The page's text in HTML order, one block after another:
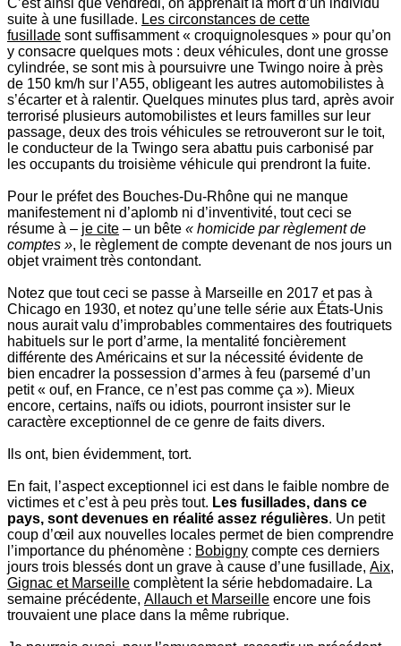
C’est ainsi que vendredi, on apprenait la mort d’un individu
suite à une fusillade. Les circonstances de cette
fusillade sont suffisamment « croquignolesques » pour qu’on
y consacre quelques mots : deux véhicules, dont une grosse
cylindrée, se sont mis à poursuivre une Twingo noire à près
de 150 km/h sur l’A55, obligeant les autres automobilistes à
s’écarter et à ralentir. Quelques minutes plus tard, après avoir
terrorisé plusieurs automobilistes et leurs familles sur leur
passage, deux des trois véhicules se retrouveront sur le toit,
le conducteur de la Twingo sera abattu puis carbonisé par
les occupants du troisième véhicule qui prendront la fuite.
Pour le préfet des Bouches-Du-Rhône qui ne manque
manifestement ni d’aplomb ni d’inventivité, tout ceci se
résume à – je cite – un bête « homicide par règlement de
comptes », le règlement de compte devenant de nos jours un
objet vraiment très contondant.
Notez que tout ceci se passe à Marseille en 2017 et pas à
Chicago en 1930, et notez qu’une telle série aux États-Unis
nous aurait valu d’improbables commentaires des foutriquets
habituels sur le port d’arme, la mentalité foncièrement
différente des Américains et sur la nécessité évidente de
bien encadrer la possession d’armes à feu (parsemé d’un
petit « ouf, en France, ce n’est pas comme ça »). Mieux
encore, certains, naïfs ou idiots, pourront insister sur le
caractère exceptionnel de ce genre de faits divers.
Ils ont, bien évidemment, tort.
En fait, l’aspect exceptionnel ici est dans le faible nombre de
victimes et c’est à peu près tout. Les fusillades, dans ce
pays, sont devenues en réalité assez régulières. Un petit
coup d’œil aux nouvelles locales permet de bien comprendre
l’importance du phénomène : Bobigny compte ces derniers
jours trois blessés dont un grave à cause d’une fusillade, Aix,
Gignac et Marseille complètent la série hebdomadaire. La
semaine précédente, Allauch et Marseille encore une fois
trouvaient une place dans la même rubrique.